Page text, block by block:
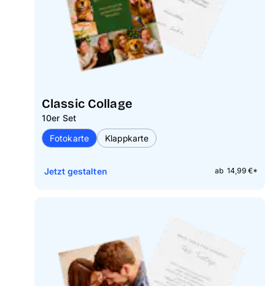
Classic Collage
10er Set
Fotokarte
Klappkarte
ab 14,99 €*
Jetzt gestalten